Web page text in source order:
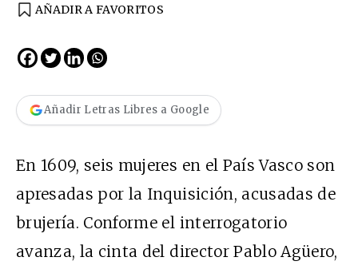
AÑADIR A FAVORITOS
Añadir Letras Libres a Google
En 1609, seis mujeres en el País Vasco son
apresadas por la Inquisición, acusadas de
brujería. Conforme el interrogatorio
avanza, la cinta del director Pablo Agüero,